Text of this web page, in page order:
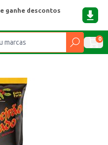
ganhe descontos
0